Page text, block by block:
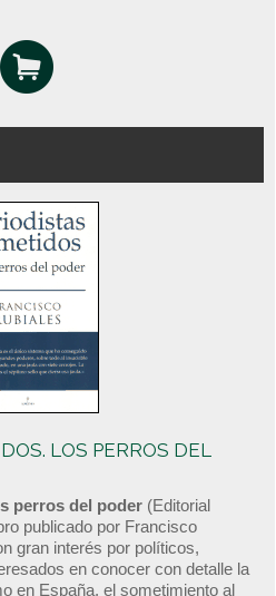
LOS PERROS DEL
perros del poder (Editorial
publicado por Francisco
gran interés por políticos,
en conocer con detalle la
en España, el sometimiento al